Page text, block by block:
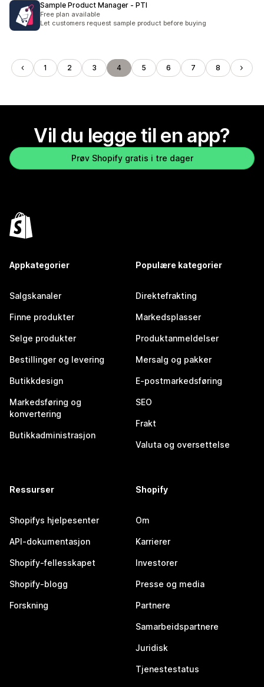
Sample Product Manager ‑ PTI
Free plan available
Let customers request sample product before buying
1 2 3 4 5 6 7 8
Vil du legge til en app?
Prøv Shopify gratis i tre dager
Appkategorier
Salgskanaler
Finne produkter
Selge produkter
Bestillinger og levering
Butikkdesign
Markedsføring og
konvertering
Butikkadministrasjon
Populære kategorier
Direktefrakting
Markedsplasser
Produktanmeldelser
Mersalg og pakker
E-postmarkedsføring
SEO
Frakt
Valuta og oversettelse
Ressurser
Shopifys hjelpesenter
API-dokumentasjon
Shopify-fellesskapet
Shopify-blogg
Forskning
Shopify
Om
Karrierer
Investorer
Presse og media
Partnere
Samarbeidspartnere
Juridisk
Tjenestestatus